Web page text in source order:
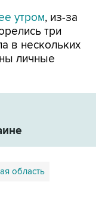
утром, из-за
три
в нескольких
личные
область